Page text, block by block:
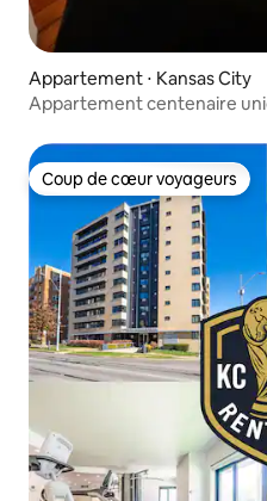
Appartement ⋅ Kansas City
Appartement centenaire
Coup de cœur voyageurs
Coup de cœur voyageurs